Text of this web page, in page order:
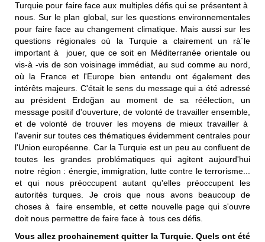
Turquie pour faire face aux multiples défis qui se présentent à
nous. Sur le plan global, sur les questions environnementales
pour faire face au changement climatique. Mais aussi sur les
questions régionales où la Turquie a clairement un rà´le
important à jouer, que ce soit en Méditerranée orientale ou
vis-à -vis de son voisinage immédiat, au sud comme au nord,
où la France et l'Europe bien entendu ont également des
intérêts majeurs. C'était le sens du message qui a été adressé
au président Erdoğan au moment de sa réélection, un
message positif d'ouverture, de volonté de travailler ensemble,
et de volonté de trouver les moyens de mieux travailler à
l'avenir sur toutes ces thématiques évidemment centrales pour
l'Union européenne. Car la Turquie est un peu au confluent de
toutes les grandes problématiques qui agitent aujourd'hui
notre région : énergie, immigration, lutte contre le terrorisme...
et qui nous préoccupent autant qu'elles préoccupent les
autorités turques. Je crois que nous avons beaucoup de
choses à faire ensemble, et cette nouvelle page qui s'ouvre
doit nous permettre de faire face à tous ces défis.
Vous allez prochainement quitter la Turquie. Quels ont été